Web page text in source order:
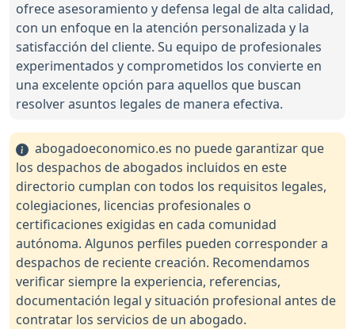
ofrece asesoramiento y defensa legal de alta calidad,
con un enfoque en la atención personalizada y la
satisfacción del cliente. Su equipo de profesionales
experimentados y comprometidos los convierte en
una excelente opción para aquellos que buscan
resolver asuntos legales de manera efectiva.
abogadoeconomico.es no puede garantizar que
los despachos de abogados incluidos en este
directorio cumplan con todos los requisitos legales,
colegiaciones, licencias profesionales o
certificaciones exigidas en cada comunidad
autónoma. Algunos perfiles pueden corresponder a
despachos de reciente creación. Recomendamos
verificar siempre la experiencia, referencias,
documentación legal y situación profesional antes de
contratar los servicios de un abogado.